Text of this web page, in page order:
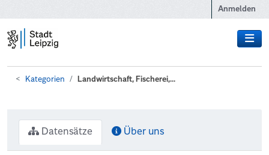
Anmelden
Kategorien Landwirtschaft, Fischerei,...
Datensätze Über uns